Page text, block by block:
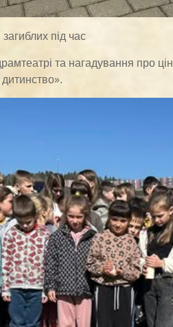
під час
та нагадування про
дитинство».